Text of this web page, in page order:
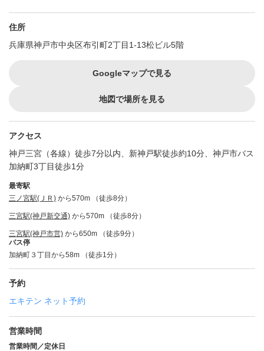
住所
兵庫県神戸市中央区布引町2丁目1-13松ビル5階
Googleマップで見る
地図で場所を見る
アクセス
神戸三宮（各線）徒歩7分以内、新神戸駅徒歩約10分、神戸市バス
加納町3丁目徒歩1分
最寄駅
三ノ宮駅(ＪＲ) から570m （徒歩8分）
三宮駅(神戸新交通) から570m （徒歩8分）
三宮駅(神戸市営) から650m （徒歩9分）
バス停
加納町３丁目から58m （徒歩1分）
予約
エキテン ネット予約
営業時間
営業時間／定休日